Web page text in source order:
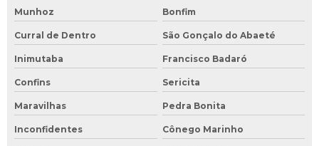
Munhoz Bonfim
Curral de Dentro São Gonçalo do Abaeté
Inimutaba Francisco Badaró
Confins Sericita
Maravilhas Pedra Bonita
Inconfidentes Cônego Marinho